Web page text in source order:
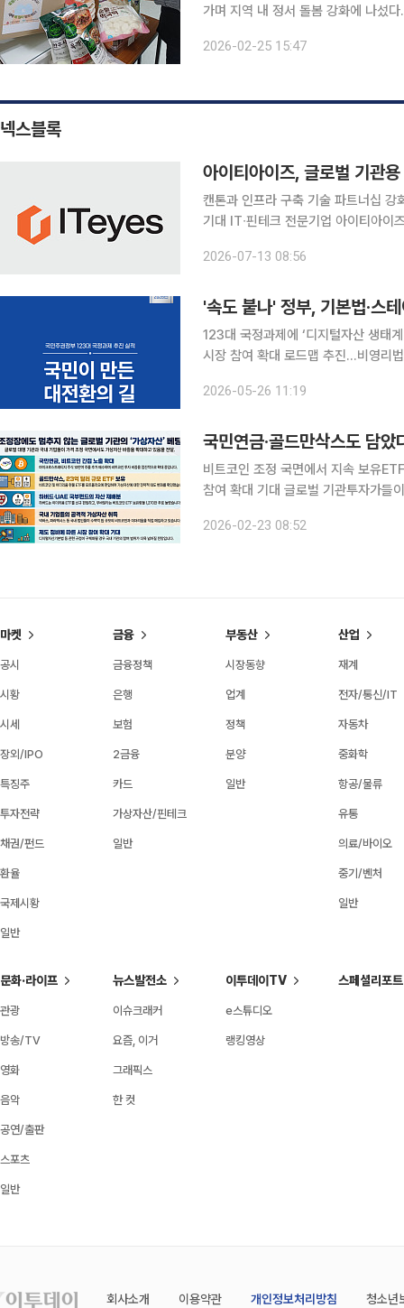
가며 지역 내 정서 돌봄 강화에 나섰
2026-02-25 15:47
넥스블록
아이티아이즈, 글로벌 기관
캔톤과 인프라 구축 기술 파트너십
기대 IT∙핀테크 전문기업 아이티아이즈(대표 이성남)가 글로벌 기관용 블록체인 네트워크 캔톤 네트
다. 현재 양측은 협약의 세부 내용을
2026-07-13 08:56
'속도 붙나' 정부, 기본법·스
123대 국정과제에 ‘디지털자산 생태
시장 참여 확대 로드맵 추진…비영리
계 마련에 나선다. 디지털자산기본법
2026-05-26 11:19
국민연금·골드만삭스도 담
비트코인 조정 국면에서 지속 보유
참여 확대 기대 글로벌 기관투자가들이 비트코인 가격 조정 국면에서도 가상자산 관련 투자 비중을
정비가 본격화할 경우 시장 참여 범
2026-02-23 08:52
마켓
공시
시황
시세
장외/IPO
특징주
투자전략
채권/펀드
환율
국제시황
일반
금융
금융정책
은행
보험
2금융
카드
가상자산/핀테크
일반
부동산
시장동향
업계
정책
분양
일반
산업
재계
전자/통신/IT
자동차
중화학
항공/물류
유통
의료/바이오
중기/벤처
일반
문화·라이프
관광
방송/TV
영화
음악
공연/출판
스포츠
일반
뉴스발전소
이슈크래커
요즘, 이거
그래픽스
한 컷
이투데이TV
e스튜디오
랭킹영상
스페셜리포트
회사소개 이용약관 개인정보처리방침 청소년